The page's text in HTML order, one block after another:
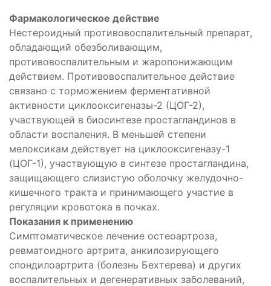
Фармакологическое действие
Нестероидный противовоспалительный препарат,
обладающий обезболивающим,
противовоспалительным и жаропонижающим
действием. Противовоспалительное действие
связано с торможением ферментативной
активности циклооксигеназы-2 (ЦОГ-2),
участвующей в биосинтезе простагландинов в
области воспаления. В меньшей степени
мелоксикам действует на циклооксигеназу-1
(ЦОГ-1), участвующую в синтезе простагландина,
защищающего слизистую оболочку желудочно-
кишечного тракта и принимающего участие в
регуляции кровотока в почках.
Показания к применению
Симптоматическое лечение остеоартроза,
ревматоидного артрита, анкилозирующего
спондилоартрита (болезнь Бехтерева) и других
воспалительных и дегенеративных заболеваний,